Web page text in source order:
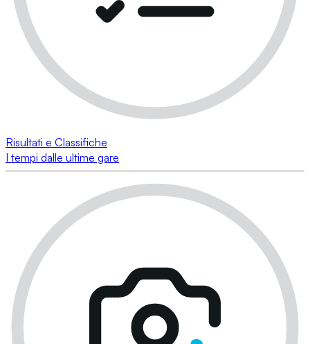
Risultati e Classifiche
I tempi dalle ultime gare